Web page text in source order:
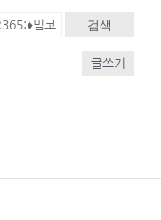
검색
글쓰기